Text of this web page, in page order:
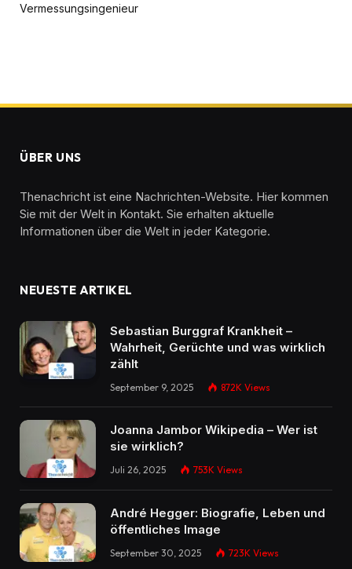
Vermessungsingenieur
ÜBER UNS
Thenachricht ist eine Nachrichten-Website. Hier kommen
Sie mit der Welt in Kontakt. Sie erhalten aktuelle
Informationen über die Welt in jeder Kategorie.
NEUESTE ARTIKEL
Sebastian Burggraf Krankheit –
Wahrheit, Gerüchte und was wirklich
zählt
September 9, 2025 872K Views
Joanna Jambor Wikipedia – Wer ist
sie wirklich?
Juli 26, 2025 753K Views
André Hegger: Biografie, Leben und
öffentliches Image
September 30, 2025 723K Views